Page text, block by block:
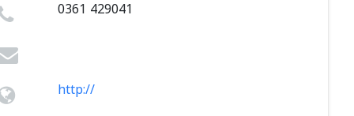
0361 429041
http://